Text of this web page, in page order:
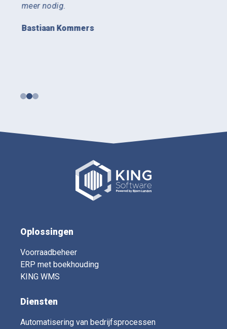
meer nodig.
Bastiaan Kommers
Oplossingen
Voorraadbeheer
ERP met boekhouding
KING WMS
Diensten
Automatisering van bedrijfsprocessen